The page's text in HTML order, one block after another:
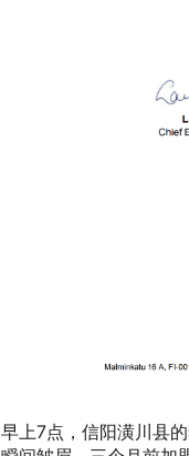
早上7点，信阳潢川县